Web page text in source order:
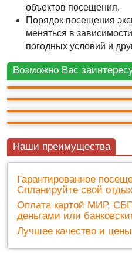
объектов посещения.
Порядок посещения
меняться в
погодных условий и
Возможно Вас
АВТО-ПЕШЕХОДНАЯ
Долина Демерджи. +
3 300 ₽
Джип тур к подножию
700 ₽
+ билеты 2 300 ₽
ДЖИП ТУР
Квадроциклы
1 000 ₽
АВТО-ПЕШЕХОДНАЯ
Бахчисарай. Столица
Наши преимущества
Гарантированное
Спланируйте свой
Оплата картой МИР,
деньгами или
Лучшее качество и